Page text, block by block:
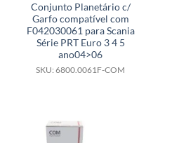
Conjunto Planetário c/
Garfo compatível com
F042030061 para Scania
Série PRT Euro 3 4 5
ano04>06
SKU: 6800.0061F-COM